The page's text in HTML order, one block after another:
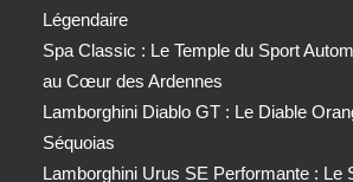
Légendaire
Spa Classic : Le Temple du Sport
au Cœur des Ardennes
Lamborghini Diablo GT : Le Diable
Séquoias
Lamborghini Urus SE Performante : Le